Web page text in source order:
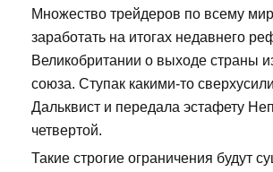
Множество трейдеров по всему
заработать на итогах недавнего
Великобритании о выходе страны
союза. Ступак какими-то
Дальквист и передала эстафету
четвертой.
Такие строгие ограничения будут